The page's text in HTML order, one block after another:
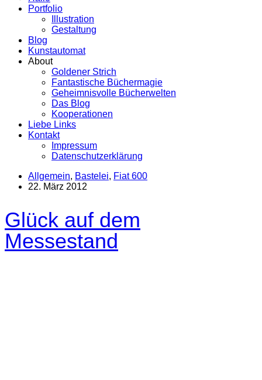
Portfolio
Illustration
Gestaltung
Blog
Kunstautomat
About
Goldener Strich
Fantastische Büchermagie
Geheimnisvolle Bücherwelten
Das Blog
Kooperationen
Liebe Links
Kontakt
Impressum
Datenschutzerklärung
Allgemein, Bastelei, Fiat 600
22. März 2012
Glück auf dem
Messestand